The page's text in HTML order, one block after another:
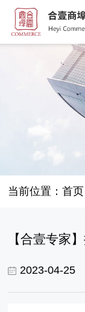
当前位置：首页
【合壹专家
2023-04-25